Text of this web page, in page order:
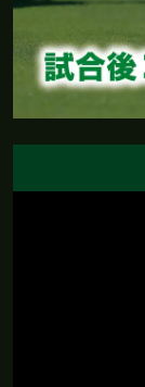
9'
前半
前半